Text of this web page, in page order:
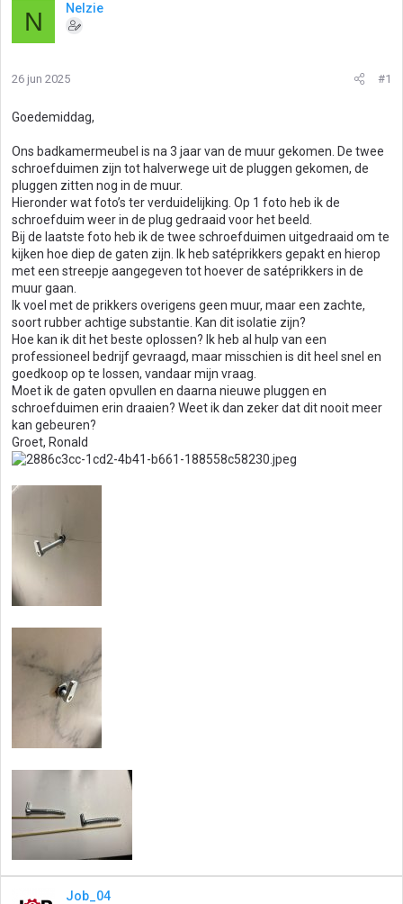
N Nelzie
26 jun 2025 #1
Goedemiddag,
Ons badkamermeubel is na 3 jaar van de muur gekomen. De twee
schroefduimen zijn tot halverwege uit de pluggen gekomen, de
pluggen zitten nog in de muur.
Hieronder wat foto’s ter verduidelijking. Op 1 foto heb ik de
schroefduim weer in de plug gedraaid voor het beeld.
Bij de laatste foto heb ik de twee schroefduimen uitgedraaid om te
kijken hoe diep de gaten zijn. Ik heb satéprikkers gepakt en hierop
met een streepje aangegeven tot hoever de satéprikkers in de
muur gaan.
Ik voel met de prikkers overigens geen muur, maar een zachte,
soort rubber achtige substantie. Kan dit isolatie zijn?
Hoe kan ik dit het beste oplossen? Ik heb al hulp van een
professioneel bedrijf gevraagd, maar misschien is dit heel snel en
goedkoop op te lossen, vandaar mijn vraag.
Moet ik de gaten opvullen en daarna nieuwe pluggen en
schroefduimen erin draaien? Weet ik dan zeker dat dit nooit meer
kan gebeuren?
Groet, Ronald
Job_04